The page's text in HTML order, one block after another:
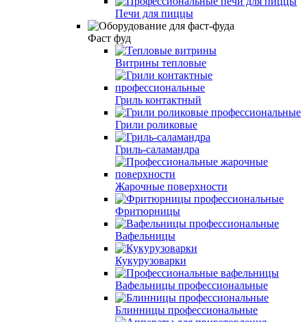
Печи для пиццы
Фаст фуд
Витрины тепловые
Гриль контактный
Грили роликовые
Гриль-саламандра
Жарочные поверхности
Фритюрницы
Вафельницы
Кукурузоварки
Вафельницы профессиональные
Блинницы профессиональные